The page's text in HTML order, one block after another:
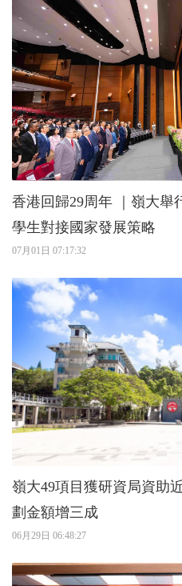
香港回歸29周年 ｜嶺大舉
學生對接國家發展策略
07月01日 07:17:32
嶺大49項目獲研資局資助
劃金額增三成
06月29日 06:48:27